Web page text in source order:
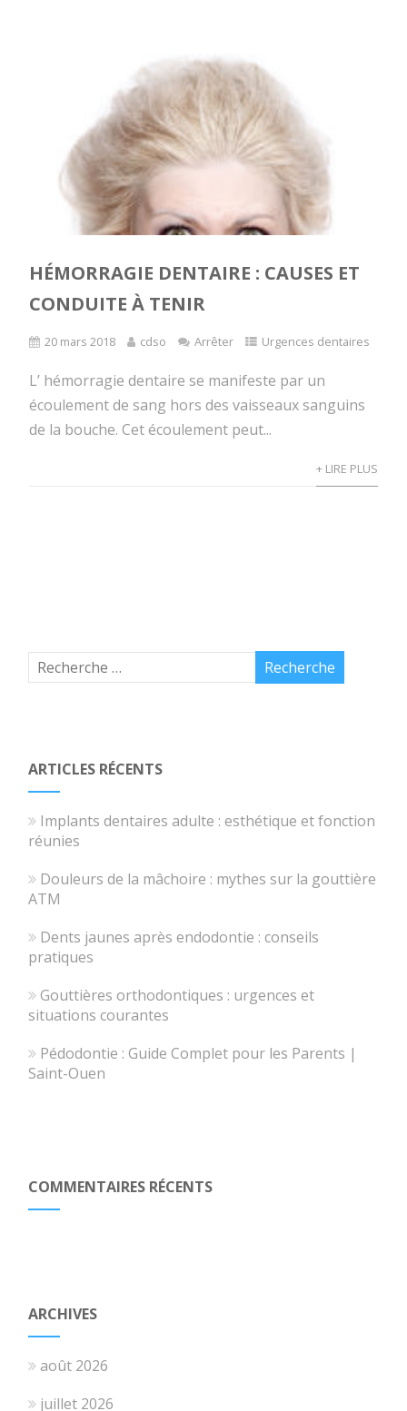
HÉMORRAGIE DENTAIRE : CAUSES ET
CONDUITE À TENIR
20 mars 2018 cdso Arrêter Urgences dentaires
L’ hémorragie dentaire se manifeste par un
écoulement de sang hors des vaisseaux sanguins
de la bouche. Cet écoulement peut...
+ LIRE PLUS
ARTICLES RÉCENTS
Implants dentaires adulte : esthétique et fonction
réunies
Douleurs de la mâchoire : mythes sur la gouttière
ATM
Dents jaunes après endodontie : conseils
pratiques
Gouttières orthodontiques : urgences et
situations courantes
Pédodontie : Guide Complet pour les Parents |
Saint-Ouen
COMMENTAIRES RÉCENTS
ARCHIVES
août 2026
juillet 2026